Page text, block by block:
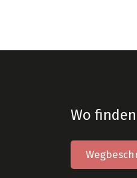
Wo